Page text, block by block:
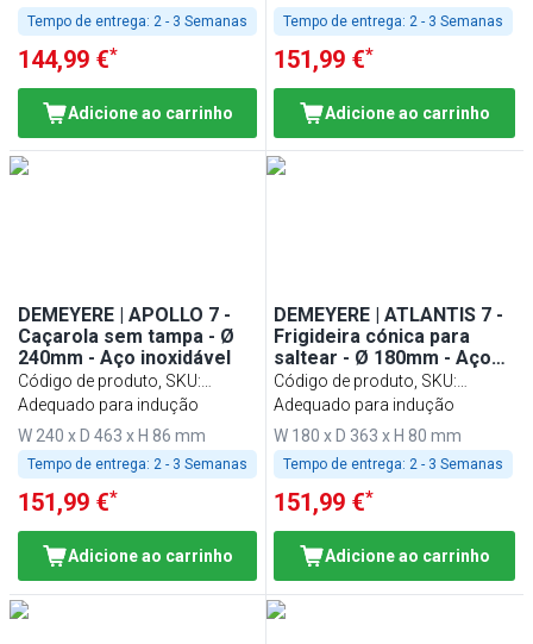
Tempo de entrega: 2 - 3 Semanas
144,99 €*
Adicione ao carrinho
Tempo de entrega: 2 - 3 Semanas
151,99 €*
Adicione ao carrinho
DEMEYERE | APOLLO 7 -
Caçarola sem tampa - Ø
240mm - Aço inoxidável
Código de produto, SKU:
1005244
Adequado para indução
W 240 x D 463 x H 86 mm
Tempo de entrega: 2 - 3 Semanas
151,99 €*
Adicione ao carrinho
DEMEYERE | ATLANTIS 7 -
Frigideira cónica para
saltear - Ø 180mm - Aço
inoxidável
Código de produto, SKU:
1005384
Adequado para indução
W 180 x D 363 x H 80 mm
Tempo de entrega: 2 - 3 Semanas
151,99 €*
Adicione ao carrinho